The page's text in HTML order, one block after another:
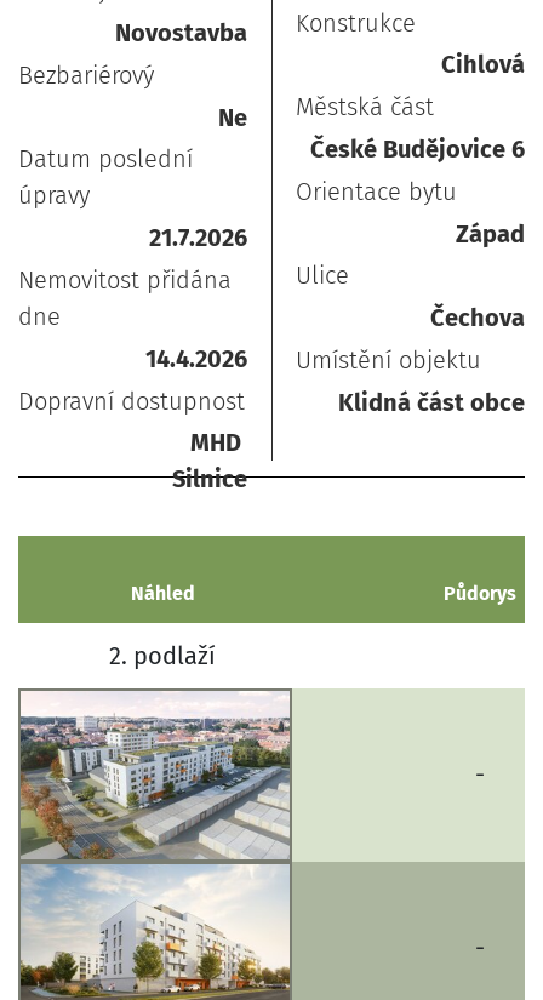
Novostavba
Bezbariérový
Ne
Datum poslední
úpravy
21.7.2026
Nemovitost přidána
dne
14.4.2026
Dopravní dostupnost
MHD
Konstrukce
Cihlová
Městská část
České Budějovice 6
Orientace bytu
Západ
Ulice
Čechova
Umístění objektu
Klidná část obce
Náhled Půdorys
2. podlaží
-
-